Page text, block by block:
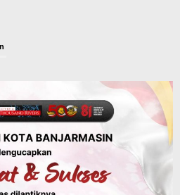
Fasilitas
Alternatif